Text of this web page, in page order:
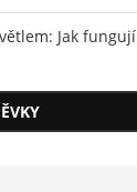
Jak